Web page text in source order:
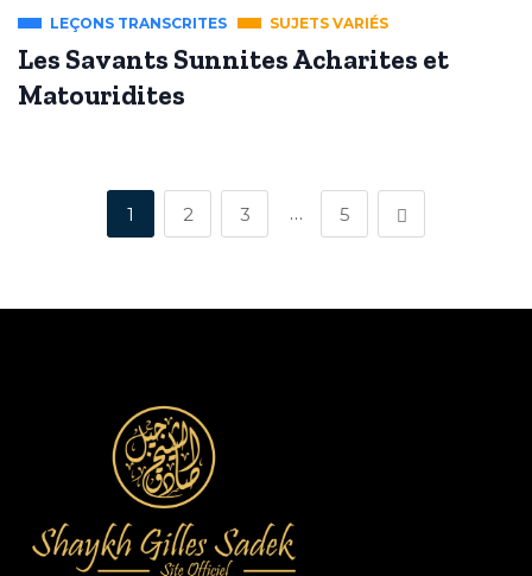
LEÇONS TRANSCRITES SUJETS VARIÉS
Les Savants Sunnites Acharites et
Matouridites
1 2 3 … 5